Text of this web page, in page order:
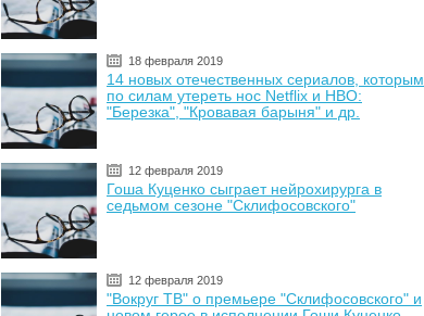
18 февраля 2019
14 новых отечественных сериалов, которым
по силам утереть нос Netflix и HBO:
"Березка", "Кровавая барыня" и др.
12 февраля 2019
Гоша Куценко сыграет нейрохирурга в
седьмом сезоне "Склифосовского"
12 февраля 2019
"Вокруг ТВ" о премьере "Склифосовского" и